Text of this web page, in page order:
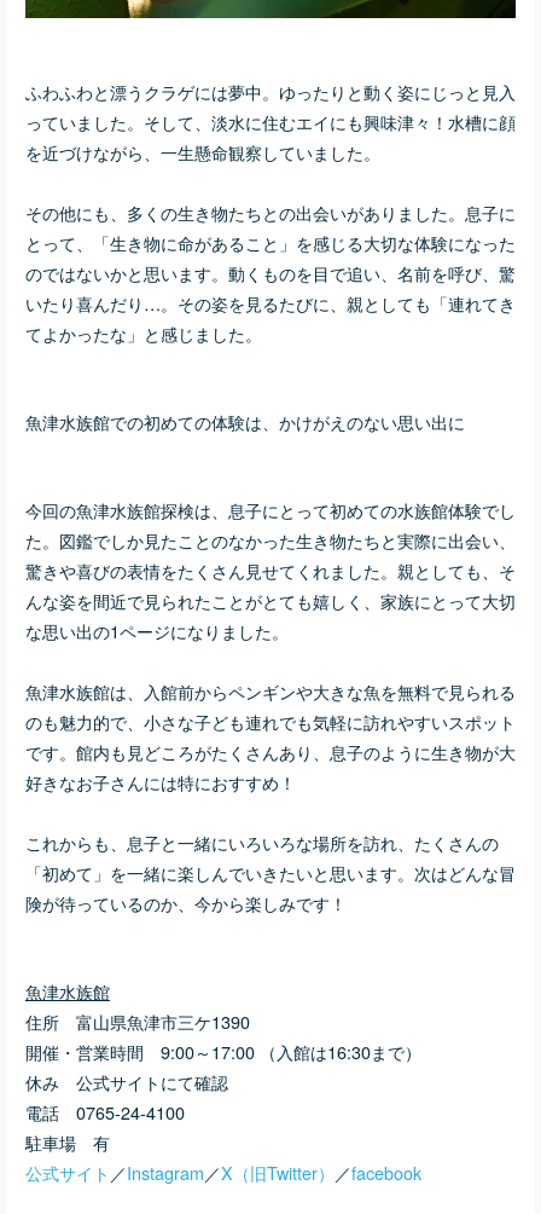
ふわふわと漂うクラゲには夢中。ゆったりと動く姿にじっと見入
っていました。そして、淡水に住むエイにも興味津々！水槽に顔
を近づけながら、一生懸命観察していました。
その他にも、多くの生き物たちとの出会いがありました。息子に
とって、「生き物に命があること」を感じる大切な体験になった
のではないかと思います。動くものを目で追い、名前を呼び、驚
いたり喜んだり…。その姿を見るたびに、親としても「連れてき
てよかったな」と感じました。
魚津水族館での初めての体験は、かけがえのない思い出に
今回の魚津水族館探検は、息子にとって初めての水族館体験でし
た。図鑑でしか見たことのなかった生き物たちと実際に出会い、
驚きや喜びの表情をたくさん見せてくれました。親としても、そ
んな姿を間近で見られたことがとても嬉しく、家族にとって大切
な思い出の1ページになりました。
魚津水族館は、入館前からペンギンや大きな魚を無料で見られる
のも魅力的で、小さな子ども連れでも気軽に訪れやすいスポット
です。館内も見どころがたくさんあり、息子のように生き物が大
好きなお子さんには特におすすめ！
これからも、息子と一緒にいろいろな場所を訪れ、たくさんの
「初めて」を一緒に楽しんでいきたいと思います。次はどんな冒
険が待っているのか、今から楽しみです！
魚津水族館
住所 富山県魚津市三ケ1390
開催・営業時間 9:00～17:00 （入館は16:30まで）
休み 公式サイトにて確認
電話 0765-24-4100
駐車場 有
公式サイト ／Instagram／X（旧Twitter） ／facebook